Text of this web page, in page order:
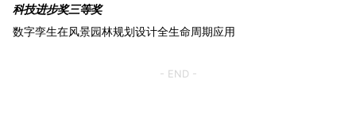
科技进步奖三等奖
数字孪生在风景园林规划设计全生命周期应用
- END -